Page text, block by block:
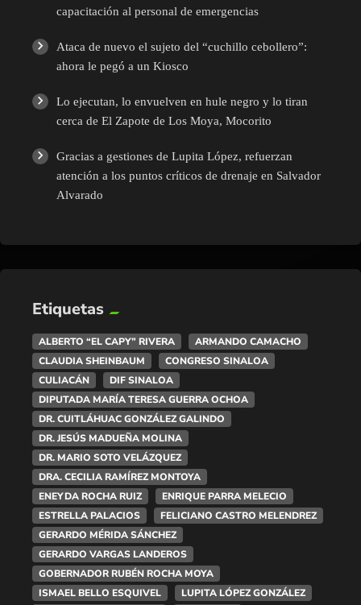
capacitación al personal de emergencias
Ataca de nuevo el sujeto del “cuchillo cebollero”:
ahora le pegó a un Kiosco
Lo ejecutan, lo envuelven en hule negro y lo tiran
cerca de El Zapote de Los Moya, Mocorito
Gracias a gestiones de Lupita López, refuerzan
atención a los puntos críticos de drenaje en Salvador
Alvarado
Etiquetas
ALBERTO “EL CAPY” RIVERA
ARMANDO CAMACHO
CLAUDIA SHEINBAUM
CONGRESO SINALOA
CULIACÁN
DIF SINALOA
DIPUTADA MARÍA TERESA GUERRA OCHOA
DR. CUITLÁHUAC GONZÁLEZ GALINDO
DR. JESÚS MADUEÑA MOLINA
DR. MARIO SOTO VELÁZQUEZ
DRA. CECILIA RAMÍREZ MONTOYA
ENEYDA ROCHA RUIZ
ENRIQUE PARRA MELECIO
ESTRELLA PALACIOS
FELICIANO CASTRO MELENDREZ
GERARDO MÉRIDA SÁNCHEZ
GERARDO VARGAS LANDEROS
GOBERNADOR RUBÉN ROCHA MOYA
ISMAEL BELLO ESQUIVEL
LUPITA LÓPEZ GONZÁLEZ